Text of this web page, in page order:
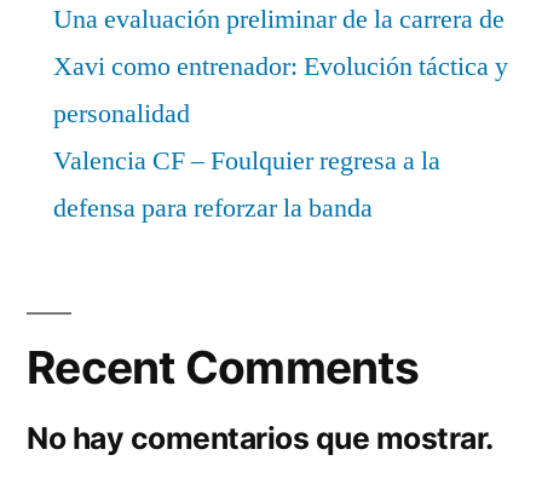
Una evaluación preliminar de la carrera de
Xavi como entrenador: Evolución táctica y
personalidad
Valencia CF – Foulquier regresa a la
defensa para reforzar la banda
Recent Comments
No hay comentarios que mostrar.